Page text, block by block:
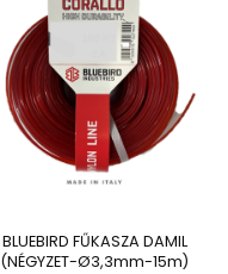
BLUEBIRD FŰKASZA DAMIL
(NÉGYZET-Ø3,3mm-15m)